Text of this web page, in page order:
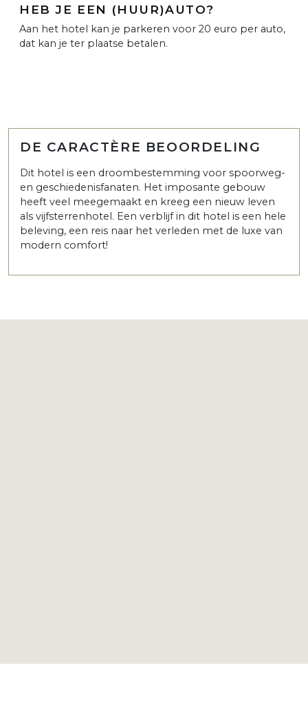
HEB JE EEN (HUUR)AUTO?
Aan het hotel kan je parkeren voor 20 euro per auto,
dat kan je ter plaatse betalen.
DE CARACTÈRE BEOORDELING
Dit hotel is een droombestemming voor spoorweg-
en geschiedenisfanaten. Het imposante gebouw
heeft veel meegemaakt en kreeg een nieuw leven
als vijfsterrenhotel. Een verblijf in dit hotel is een hele
beleving, een reis naar het verleden met de luxe van
modern comfort!